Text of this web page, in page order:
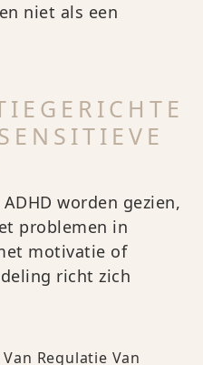
niet als een
worden gezien,
problemen in
motivatie of
richt zich
Regulatie Van